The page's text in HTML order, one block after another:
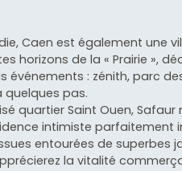
Caen est également une
horizons de la « Prairie »,
événements : zénith, parc
pas.
quartier Saint Ouen, Safaur
intimiste parfaitement
entourées de superbes
la vitalité